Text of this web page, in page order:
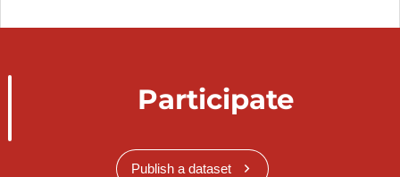
Participate
Publish a dataset